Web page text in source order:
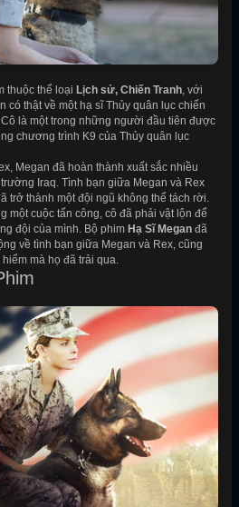
thuộc thể loại Lịch sử, Chiến Tranh, với
có thật về một hạ sĩ Thủy quân lục chiến
là một trong những người đầu tiên được
chương trình K9 của Thủy quân lục
Megan đã hoàn thành xuất sắc nhiều
Iraq. Tình bạn giữa Megan và Rex
trở thành một đội ngũ không thể tách rời.
một cuộc tấn công, cô đã phải vật lộn để
đội của mình. Bộ phim Hạ Sĩ Megan đã
về tình bạn giữa Megan và Rex, cũng
mà họ đã trải qua.